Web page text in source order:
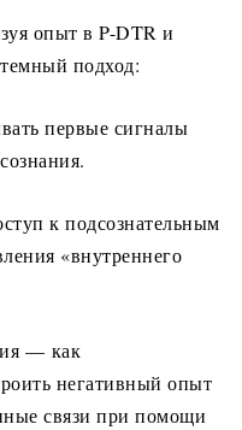
опыт в P-DTR и
подход:
первые сигналы
к подсознательным
«внутреннего
— как
негативный опыт
связи при помощи